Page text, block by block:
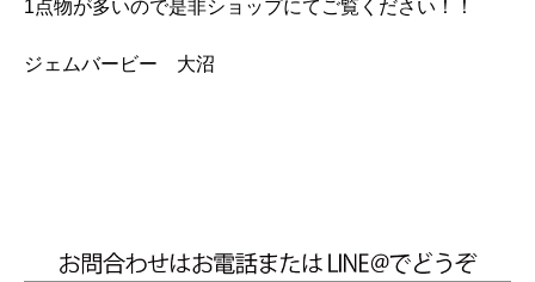
1点物が多いので是非ショップにてご覧ください！！
ジェムバービー 大沼